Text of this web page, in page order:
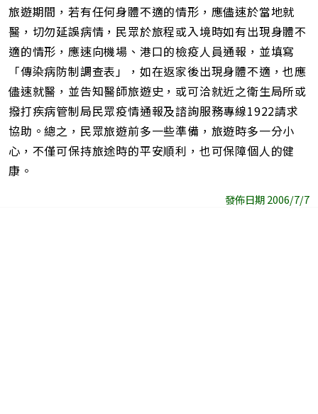
旅遊期間，若有任何身體不適的情形，應儘速於當地就
醫，切勿延誤病情，民眾於旅程或入境時如有出現身體不
適的情形，應速向機場、港口的檢疫人員通報，並填寫
「傳染病防制調查表」，如在返家後出現身體不適，也應
儘速就醫，並告知醫師旅遊史，或可洽就近之衛生局所或
撥打疾病管制局民眾疫情通報及諮詢服務專線1922請求
協助。總之，民眾旅遊前多一些準備，旅遊時多一分小
心，不僅可保持旅途時的平安順利，也可保障個人的健
康。
發佈日期 2006/7/7